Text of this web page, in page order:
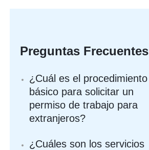
Preguntas Frecuentes
¿Cuál es el procedimiento
básico para solicitar un
permiso de trabajo para
extranjeros?
¿Cuáles son los servicios